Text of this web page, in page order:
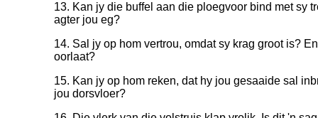
13. Kan jy die buffel aan die ploegvoor bind met sy
agter jou eg?
14. Sal jy op hom vertrou, omdat sy krag groot is?
oorlaat?
15. Kan jy op hom reken, dat hy jou gesaaide sal
jou dorsvloer?